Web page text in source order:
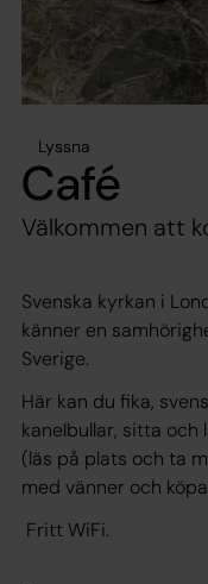
Lyssna
Café
Välkommen att
Svenska kyrkan i
känner en
Sverige.
Här kan du fika,
kanelbullar, sitta och
(läs på plats och ta
med vänner och
Fritt WiFi.